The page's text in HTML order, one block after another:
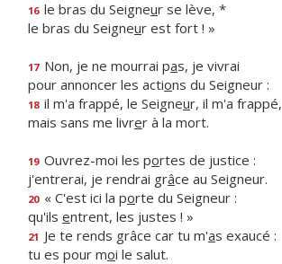
16 le bras du Seigneur se lève, *
le bras du Seigneur est fort ! »
17 Non, je ne mourrai pas, je vivrai
pour annoncer les actions du Seigneur :
18 il m'a frappé, le Seigneur, il m'a frappé,
mais sans me livrer à la mort.
19 Ouvrez-moi les portes de justice :
j'entrerai, je rendrai grâce au Seigneur.
20 « C'est ici la porte du Seigneur :
qu'ils entrent, les justes ! »
21 Je te rends grâce car tu m'as exaucé :
tu es pour moi le salut.